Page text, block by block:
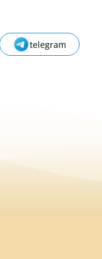
telegram